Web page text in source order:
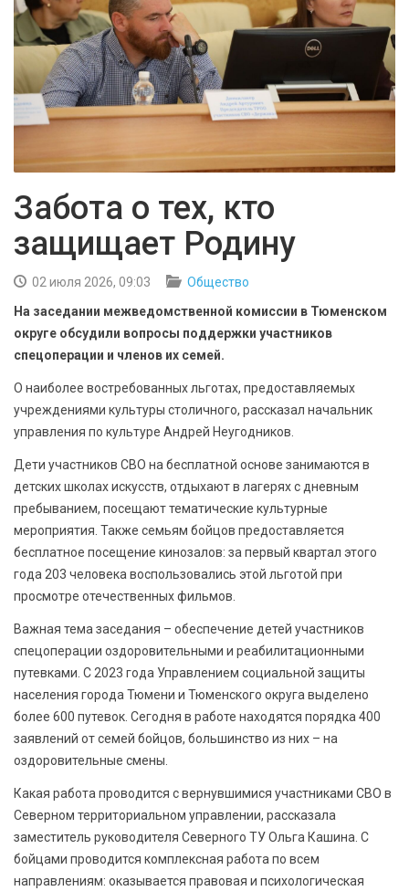
СПОРТ
АРХИВ PDF
Забота о тех, кто
защищает Родину
02 июля 2026, 09:03
Общество
На заседании межведомственной комиссии в Тюменском
округе обсудили вопросы поддержки участников
спецоперации и членов их семей.
О наиболее востребованных льготах, предоставляемых
учреждениями культуры столичного, рассказал начальник
управления по культуре Андрей Неугодников.
Дети участников СВО на бесплатной основе занимаются в
детских школах искусств, отдыхают в лагерях с дневным
пребыванием, посещают тематические культурные
мероприятия. Также семьям бойцов предоставляется
бесплатное посещение кинозалов: за первый квартал этого
года 203 человека воспользовались этой льготой при
просмотре отечественных фильмов.
Важная тема заседания – обеспечение детей участников
спецоперации оздоровительными и реабилитационными
путевками. С 2023 года Управлением социальной защиты
населения города Тюмени и Тюменского округа выделено
более 600 путевок. Сегодня в работе находятся порядка 400
заявлений от семей бойцов, большинство из них – на
оздоровительные смены.
Какая работа проводится с вернувшимися участниками СВО в
Северном территориальном управлении, рассказала
заместитель руководителя Северного ТУ Ольга Кашина. С
бойцами проводится комплексная работа по всем
направлениям: оказывается правовая и психологическая